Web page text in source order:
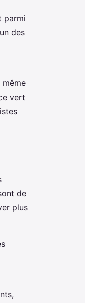
parmi
des
vert
de
plus